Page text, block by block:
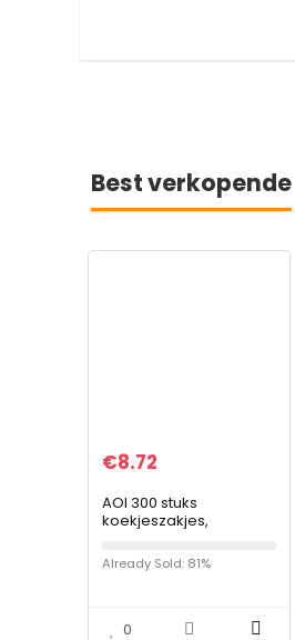
Best verkopende
€8.72
AOI 300 stuks
koekjeszakjes,
met plakstrip voor
snoep, opslag jam voor
Already Sold: 81%
0